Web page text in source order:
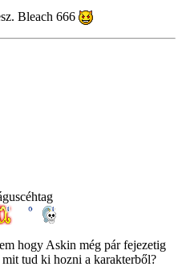
Bleach 666
hogy Askin még pár fejezetig
tud ki hozni a karakterből?